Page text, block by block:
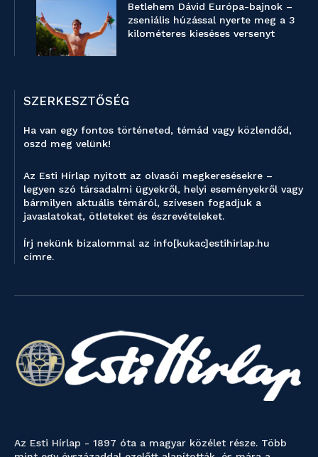
Betlehem Dávid Európa-bajnok –
zseniális húzással nyerte meg a 3
kilométeres kieséses versenyt
SZERKESZTŐSÉG
Ha van egy fontos történeted, témád vagy közlendőd,
oszd meg velünk!
Az Esti Hírlap nyitott az olvasói megkeresésekre –
legyen szó társadalmi ügyekről, helyi eseményekről vagy
bármilyen aktuális témáról, szívesen fogadjuk a
javaslatokat, ötleteket és észrevételeket.
Írj nekünk bizalommal az info[kukac]estihirlap.hu
címre.
Az Esti Hírlap - 1897 óta a magyar közélet része. Több